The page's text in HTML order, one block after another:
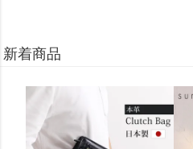
新着商品